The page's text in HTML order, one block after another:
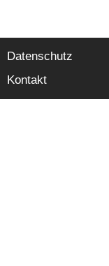
Datenschutz
Kontakt